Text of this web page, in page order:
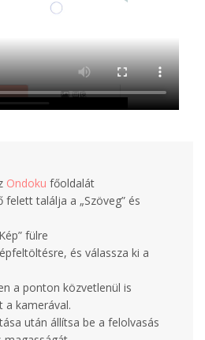
Ondoku főoldalát
felett találja a „Szöveg” és
fülre
és válassza ki a
a ponton közvetlenül is
kamerával.
után állítsa be a felolvasás